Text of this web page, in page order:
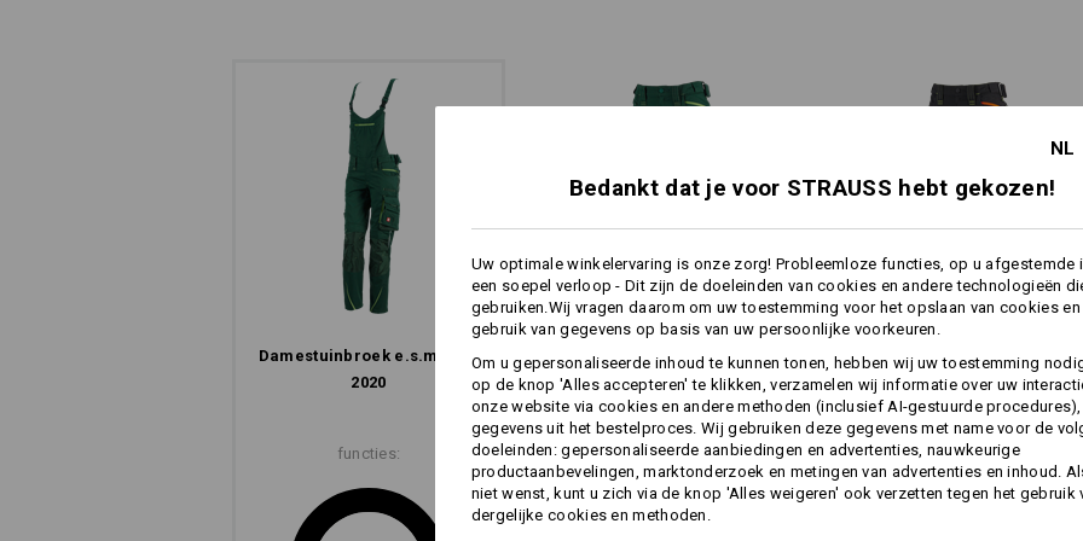
aan weerszijden ritsventilatie
in lengte verstelbare
decente reflectoren
kniebeschermers enworkerzak
e.s. kniebeschermers, dames/e.s.
damestuinbroek e.s.motion 2020
Materiaal:
Bovenmateriaal 65% Polyester / 35
Wasvoorschrift:
Machinewas 60°C
Drogen in droger
Chemisch reinigen met
meer
WERKBROEK MET COOL-FACTOR
En dat in twee betekenissen. De in kleur contrasterende ritsen aan de
achterkant van het dijbeengebied zien er niet alleen cool uit, ze
zorgen ook voor cool comfort: Opgebouwde warmte naar buiten,
frisse lucht naar binnen – heel snel en heel flexibel. Voor een goed
klimaat, zelfs bij zweterige banen.
1 / 4
Dames­tuinbroek e.s.​motion
2020
functies:
Damesbroek e.s.​motion 2020
Damesbroek e.s.​motion 2020
winter­
Dezelfde functies: Dezelfde functies:
NL
Bedankt dat je voor STRAUSS hebt gekozen!
Uw optimale winkelervaring is onze zorg! Probleemloze functies, op u afgestemde
een soepel verloop - Dit zijn de doeleinden van cookies en andere technologieën
gebruiken.Wij vragen daarom om uw toestemming voor het opslaan van cookies en
gebruik van gegevens op basis van uw persoonlijke voorkeuren.
Om u gepersonaliseerde inhoud te kunnen tonen, hebben wij uw toestemming
op de knop 'Alles accepteren' te klikken, verzamelen wij informatie over uw
onze website via cookies en andere methoden (inclusief AI-gestuurde
gegevens uit het bestelproces. Wij gebruiken deze gegevens met name voor de
doeleinden: gepersonaliseerde aanbiedingen en advertenties, nauwkeurige
productaanbevelingen, marktonderzoek en metingen van advertenties en inhoud.
niet wenst, kunt u zich via de knop 'Alles weigeren' ook verzetten tegen het gebruik
dergelijke cookies en methoden.